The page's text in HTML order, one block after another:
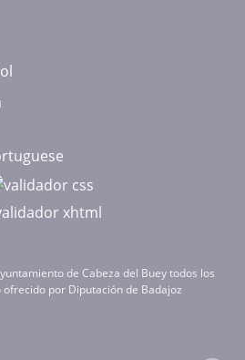
de Cabeza del Buey todos los
ofrecido por Diputación de Badajoz